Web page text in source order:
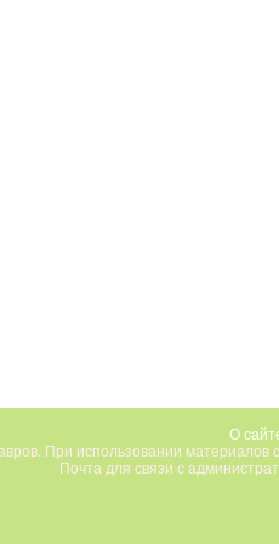
О
При использовании материалов
Почта для связи с